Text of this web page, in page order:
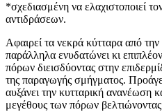
*σχεδιασμένη να ελαχιστοποιεί
αντιδράσεων.
Αφαιρεί τα νεκρά κύτταρα από την
παράλληλα ενυδατώνει κι
πόρων διεισδύοντας στην
της παραγωγής σμήγματος.
αυξάνει την κυτταρική ανανέωση
μεγέθους των πόρων